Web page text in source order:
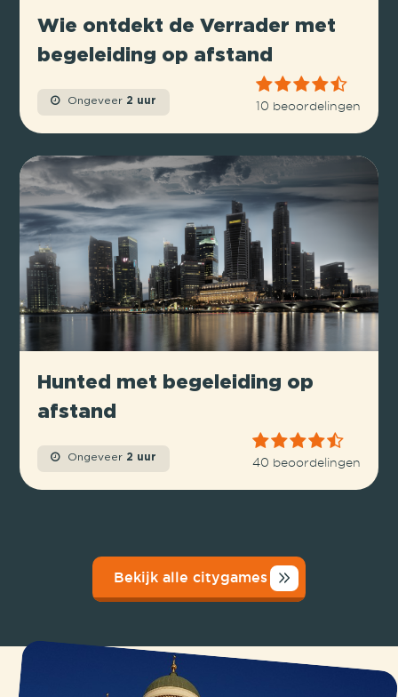
Wie ontdekt de Verrader met
begeleiding op afstand
Ongeveer 2 uur 10 beoordelingen
Hunted met begeleiding op
afstand
Ongeveer 2 uur 40 beoordelingen
Bekijk alle citygames